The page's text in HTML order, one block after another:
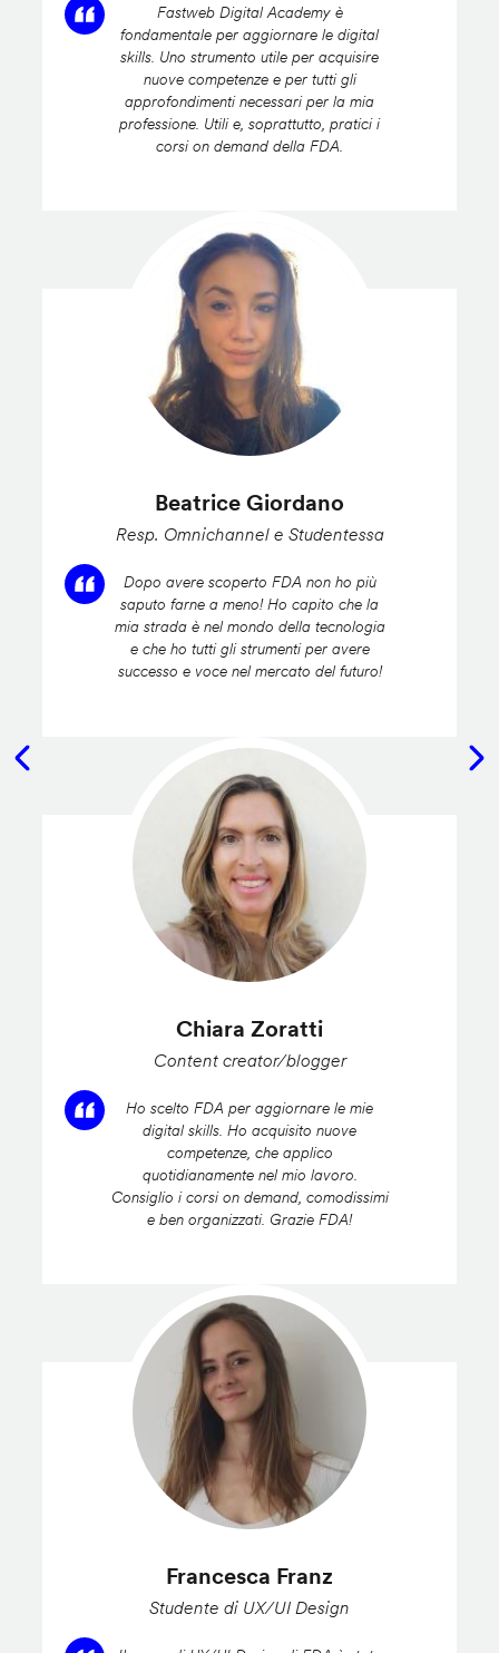
Fastweb Digital Academy è
fondamentale per aggiornare le digital
skills. Uno strumento utile per acquisire
nuove competenze e per tutti gli
approfondimenti necessari per la mia
professione. Utili e, soprattutto, pratici i
corsi on demand della FDA.
Beatrice Giordano
Resp. Omnichannel e Studentessa
Dopo avere scoperto FDA non ho più
saputo farne a meno! Ho capito che la
mia strada è nel mondo della tecnologia
e che ho tutti gli strumenti per avere
successo e voce nel mercato del futuro!
Chiara Zoratti
Content creator/blogger
Ho scelto FDA per aggiornare le mie
digital skills. Ho acquisito nuove
competenze, che applico
quotidianamente nel mio lavoro.
Consiglio i corsi on demand, comodissimi
e ben organizzati. Grazie FDA!
Francesca Franz
Studente di UX/UI Design